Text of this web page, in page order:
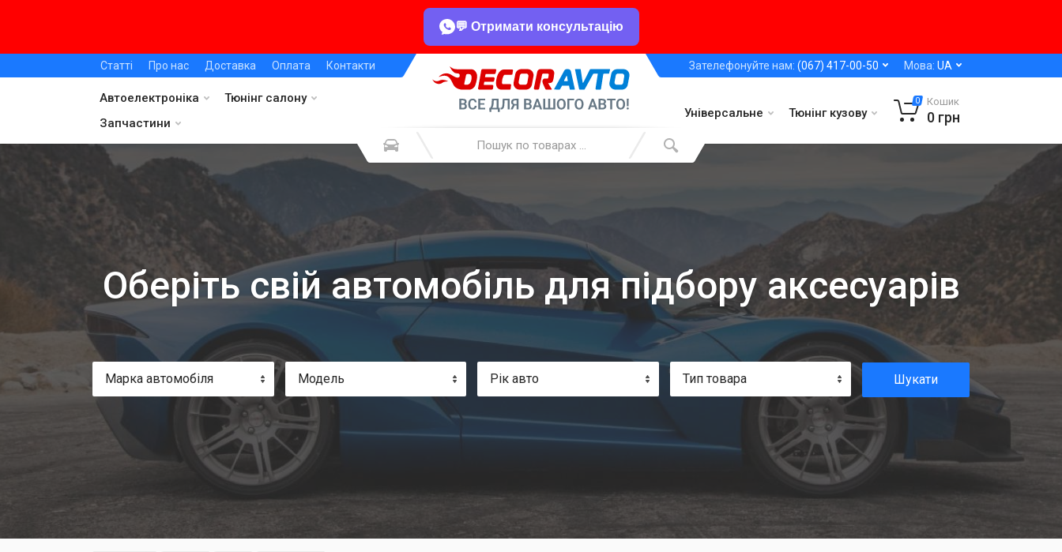
💬 Отримати консультацію
Статті Про нас Доставка Оплата Контакти Зателефонуйте нам: (067) 417-00-50 Мова: UA
Автоелектроніка
Тюнінг салону
Запчастини
Універсальне Тюнінг кузову
0 Кошик
0 грн
Оберіть свій автомобіль для підбору аксесуарів
Марка автомобіля Модель Рік авто Тип товара Шукати